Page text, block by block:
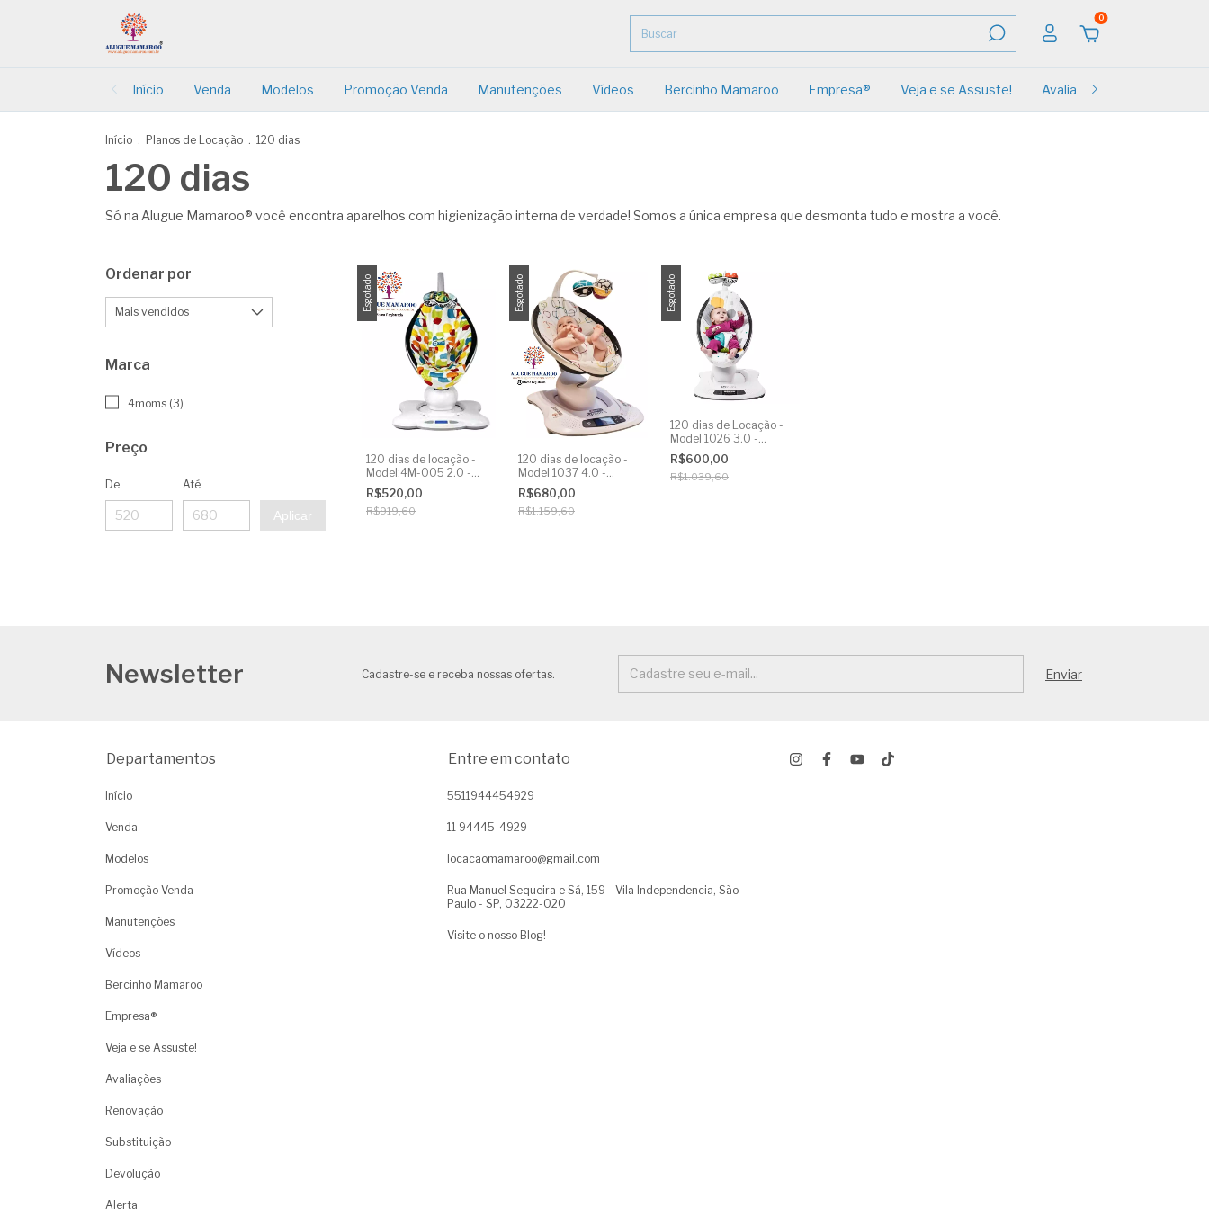
0
Início Venda Modelos Promoção Venda Manutenções Vídeos Bercinho Mamaroo Empresa® Veja e se Assuste! Avaliações
Início . Planos de Locação . 120 dias
120 dias
Só na Alugue Mamaroo® você encontra aparelhos com higienização interna de verdade! Somos a única empresa que desmonta tudo e mostra a você.
Ordenar por
Marca
4moms (3)
Preço
De Até
Aplicar
Esgotado
120 dias de locação -
Model:4M-005 2.0 -
Aluguel Mamaroo
R$520,00
R$919,60
Esgotado
120 dias de locação -
Model 1037 4.0 -
Aluguel Mamaroo
R$680,00
R$1.159,60
Esgotado
120 dias de Locação -
Model 1026 3.0 -
Aluguel Mamaroo
R$600,00
R$1.039,60
Newsletter Cadastre-se e receba nossas ofertas.
Departamentos
Início
Venda
Modelos
Promoção Venda
Manutenções
Vídeos
Bercinho Mamaroo
Empresa®
Veja e se Assuste!
Avaliações
Renovação
Substituição
Devolução
Alerta
Entre em contato
5511944454929
11 94445-4929
locacaomamaroo@gmail.com
Rua Manuel Sequeira e Sá, 159 - Vila Independencia, São
Paulo - SP, 03222-020
Visite o nosso Blog!